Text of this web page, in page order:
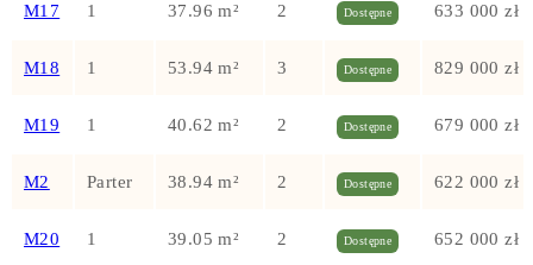
M17 1 37.96 m² 2 Dostępne 633 000 zł
M18 1 53.94 m² 3 Dostępne 829 000 zł
M19 1 40.62 m² 2 Dostępne 679 000 zł
M2 Parter 38.94 m² 2 Dostępne 622 000 zł
M20 1 39.05 m² 2 Dostępne 652 000 zł